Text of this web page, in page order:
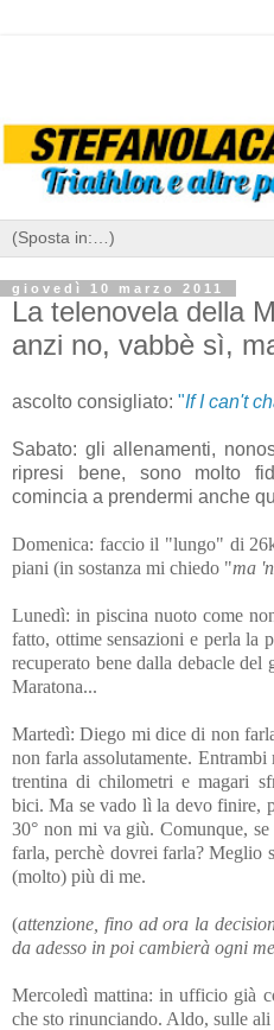
giovedì 10 marzo 2011
La telenovela della
anzi no, vabbè sì,
ascolto consigliato: "If I can't
Sabato: gli allenamenti,
ripresi bene, sono molto
comincia a prendermi anche
Domenica: faccio il "lungo" di
piani (in sostanza mi chiedo "ma
Lunedì: in piscina nuoto come
fatto, ottime sensazioni e perla
recuperato bene dalla debacle
Maratona...
Martedì: Diego mi dice di non
non farla assolutamente.
trentina di chilometri e magari
bici. Ma se vado lì la devo finire,
30° non mi va giù. Comunque, se
farla, perchè dovrei farla? Meglio
(molto) più di me.
(attenzione, fino ad ora la
da adesso in poi cambierà ogni
Mercoledì mattina: in ufficio già
che sto rinunciando. Aldo, sulle